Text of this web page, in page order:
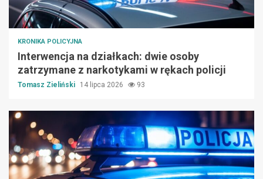
KRONIKA POLICYJNA
Interwencja na działkach: dwie osoby
zatrzymane z narkotykami w rękach policji
Tomasz Zieliński 14 lipca 2026 93